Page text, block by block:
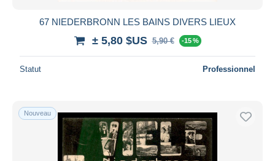
67 NIEDERBRONN LES BAINS DIVERS LIEUX
± 5,80 $US 5,90 € -15 %
Statut Professionnel
Nouveau